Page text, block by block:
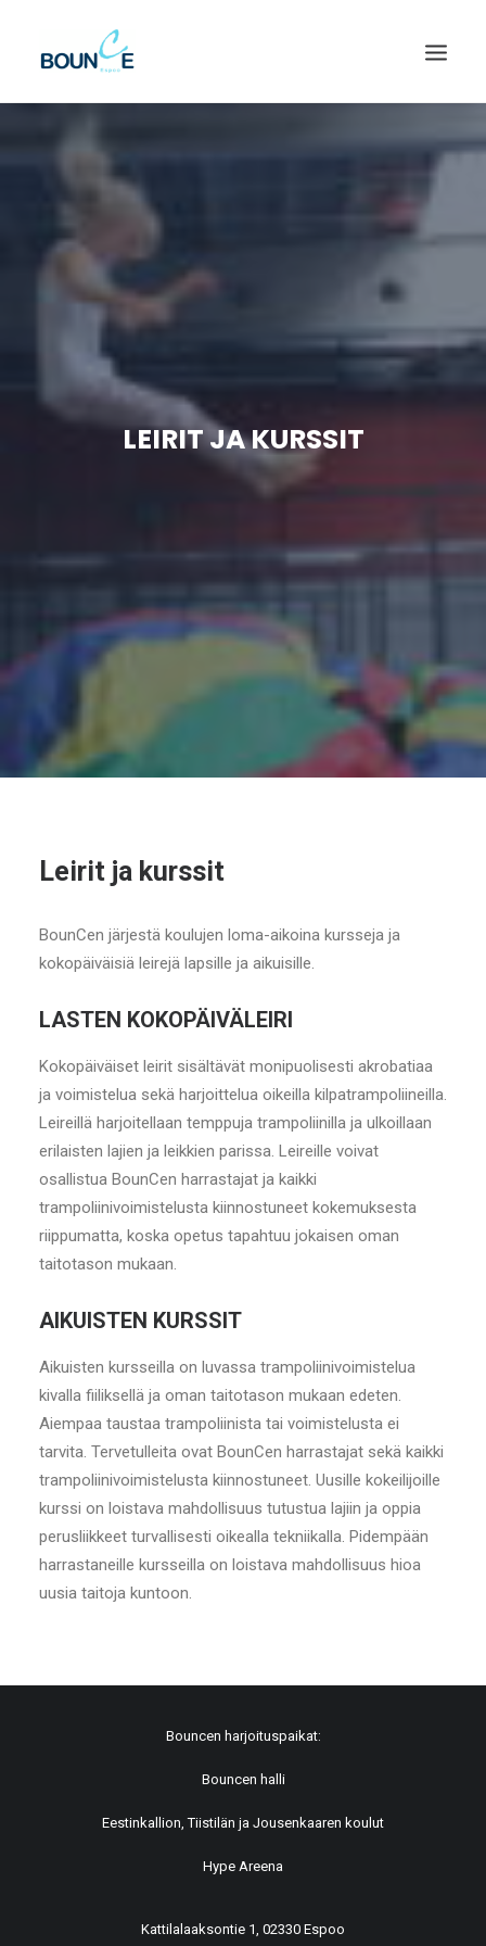
LEIRIT JA KURSSIT
Leirit ja kurssit
BounCen järjestä koulujen loma-aikoina kursseja ja
kokopäiväisiä leirejä lapsille ja aikuisille.
LASTEN KOKOPÄIVÄLEIRI
Kokopäiväiset leirit sisältävät monipuolisesti akrobatiaa
ja voimistelua sekä harjoittelua oikeilla kilpatrampoliineilla.
Leireillä harjoitellaan temppuja trampoliinilla ja ulkoillaan
erilaisten lajien ja leikkien parissa. Leireille voivat
osallistua BounCen harrastajat ja kaikki
trampoliinivoimistelusta kiinnostuneet kokemuksesta
riippumatta, koska opetus tapahtuu jokaisen oman
taitotason mukaan.
AIKUISTEN KURSSIT
Aikuisten kursseilla on luvassa trampoliinivoimistelua
kivalla fiiliksellä ja oman taitotason mukaan edeten.
Aiempaa taustaa trampoliinista tai voimistelusta ei
tarvita. Tervetulleita ovat BounCen harrastajat sekä kaikki
trampoliinivoimistelusta kiinnostuneet. Uusille kokeilijoille
kurssi on loistava mahdollisuus tutustua lajiin ja oppia
perusliikkeet turvallisesti oikealla tekniikalla. Pidempään
harrastaneille kursseilla on loistava mahdollisuus hioa
uusia taitoja kuntoon.
Bouncen harjoituspaikat:
Bouncen halli
Eestinkallion, Tiistilän ja Jousenkaaren koulut
Hype Areena
Kattilalaaksontie 1, 02330 Espoo